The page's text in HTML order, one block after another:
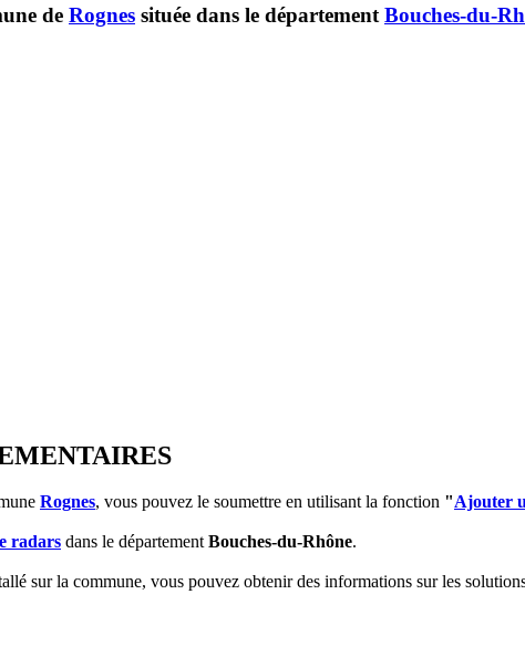
de Rognes située dans le département Bouches-du-
Rognes, vous pouvez le soumettre en utilisant la fonction "Ajouter
radars dans le départementBouches-du-Rhône.
sur la commune, vous pouvez obtenir des informations sur les